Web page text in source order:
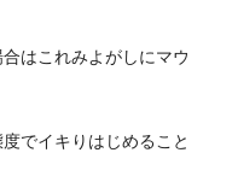
はこれみよがしにマウ
でイキりはじめること